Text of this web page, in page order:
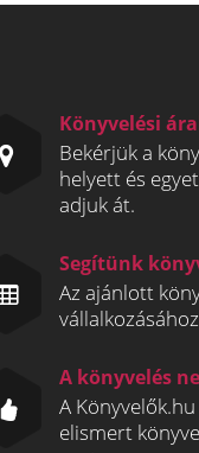
Könyvelési
Bekérjük a
helyett és
adjuk át.
Segítünk
Az ajánlott
A könyvelés
A
elismert